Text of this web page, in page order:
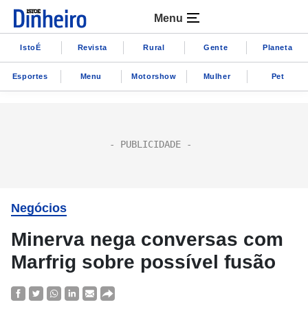
Menu
IstoÉ Revista Rural Gente Planeta
Esportes Menu Motorshow Mulher Pet
Negócios
Minerva nega conversas com
Marfrig sobre possível fusão